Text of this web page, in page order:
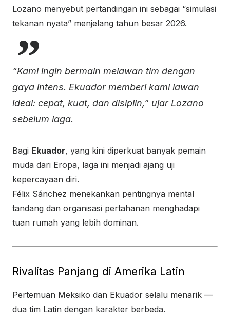
Lozano menyebut pertandingan ini sebagai “simulasi
tekanan nyata” menjelang tahun besar 2026.
“Kami ingin bermain melawan tim dengan
gaya intens. Ekuador memberi kami lawan
ideal: cepat, kuat, dan disiplin,” ujar Lozano
sebelum laga.
Bagi Ekuador, yang kini diperkuat banyak pemain
muda dari Eropa, laga ini menjadi ajang uji
kepercayaan diri.
Félix Sánchez menekankan pentingnya mental
tandang dan organisasi pertahanan menghadapi
tuan rumah yang lebih dominan.
Rivalitas Panjang di Amerika Latin
Pertemuan Meksiko dan Ekuador selalu menarik —
dua tim Latin dengan karakter berbeda.